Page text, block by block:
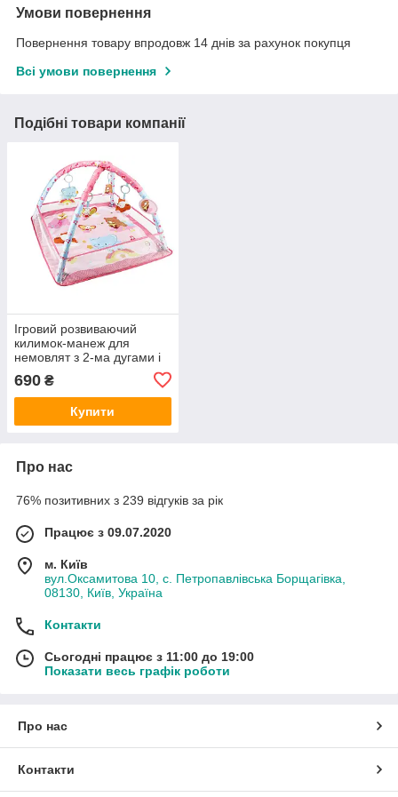
Умови повернення
Повернення товару впродовж 14 днів за рахунок покупця
Всі умови повернення
Подібні товари компанії
Ігровий розвиваючий
килимок-манеж для
немовлят з 2-ма дугами і
сітчастим бортиком Cute
Animals (JX9012) Рожевий
690 ₴
Купити
Про нас
76% позитивних з 239 відгуків за рік
Працює з 09.07.2020
м. Київ
вул.Оксамитова 10, с. Петропавлівська Борщагівка,
08130, Київ, Україна
Контакти
Сьогодні працює з 11:00 до 19:00
Показати весь графік роботи
Про нас
Контакти